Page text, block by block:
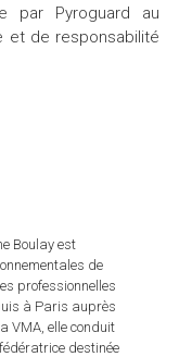
par Pyroguard au
et de responsabilité
Boulay est
de
professionnelles
à Paris auprès
VMA, elle conduit
destinée